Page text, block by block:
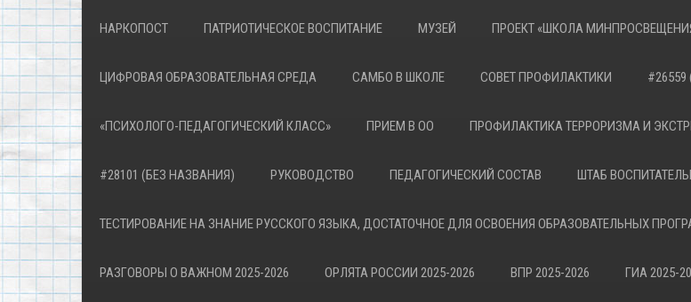
НАРКОПОСТ ПАТРИОТИЧЕСКОЕ ВОСПИТАНИЕ МУЗЕЙ ПРОЕКТ «ШКОЛА
ЦИФРОВАЯ ОБРАЗОВАТЕЛЬНАЯ СРЕДА САМБО В ШКОЛЕ СОВЕТ ПРОФИЛАКТИКИ
«ПСИХОЛОГО-ПЕДАГОГИЧЕСКИЙ КЛАСС» ПРИЕМ В ОО ПРОФИЛАКТИКА ТЕРРОРИЗМА И
#28101 (БЕЗ НАЗВАНИЯ) РУКОВОДСТВО ПЕДАГОГИЧЕСКИЙ СОСТАВ ШТАБ
ТЕСТИРОВАНИЕ НА ЗНАНИЕ РУССКОГО ЯЗЫКА, ДОСТАТОЧНОЕ ДЛЯ ОСВОЕНИЯ ОБРАЗОВАТЕЛЬНЫХ
РАЗГОВОРЫ О ВАЖНОМ 2025-2026 ОРЛЯТА РОССИИ 2025-2026 ВПР 2025-2026 ГИА 2025-